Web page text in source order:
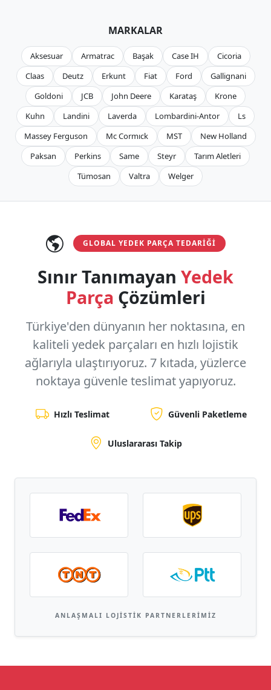
MARKALAR
Aksesuar Armatrac Başak Case IH
Cicoria
Claas
Deutz Erkunt Fiat Ford
Gallignani
Goldoni
JCB John Deere Karataş
Krone
Kuhn
Landini Laverda Lombardini-Antor
Ls
Massey Ferguson
Mc Cormıck MST
New Holland
Paksan
Perkins Same Steyr
Tarım Aletleri
Tümosan
Valtra Welger
GLOBAL YEDEK PARÇA TEDARIĞI
Sınır Tanımayan Yedek
Parça Çözümleri
Türkiye'den dünyanın her noktasına, en
kaliteli yedek parçaları en hızlı lojistik
ağlarıyla ulaştırıyoruz. 7 kıtada, yüzlerce
noktaya güvenle teslimat yapıyoruz.
Hızlı Teslimat Güvenli Paketleme
Uluslararası Takip
ANLAŞMALI LOJISTIK PARTNERLERIMIZ